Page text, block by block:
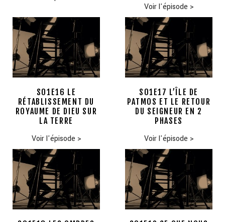
Voir l'épisode >
S01E16 LE
RÉTABLISSEMENT DU
ROYAUME DE DIEU SUR
LA TERRE
Voir l'épisode >
S01E17 L’ÎLE DE
PATMOS ET LE RETOUR
DU SEIGNEUR EN 2
PHASES
Voir l'épisode >